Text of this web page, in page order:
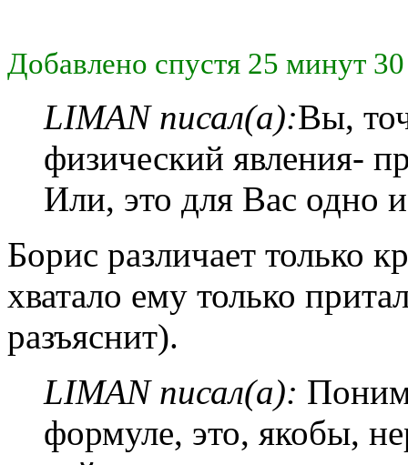
Добавлено спустя 25 минут
LIMAN писал(а):Вы,
физический явления-
Или, это для Вас одно
Борис различает только
хватало ему только
разъяснит).
LIMAN писал(а):
формуле, это, якобы,